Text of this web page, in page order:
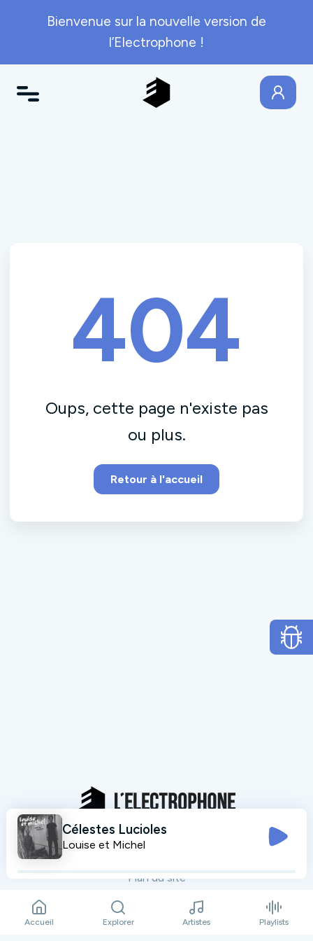
Bienvenue sur la nouvelle version de
l’Electrophone !
404
Oups, cette page n'existe pas
ou plus.
Retour à l'accueil
Mentions légales
Plan du site
Célestes Lucioles
Louise et Michel
Accueil Explorer Artistes Playlists